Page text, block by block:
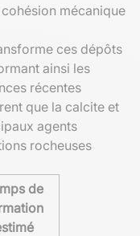
mécanique
ces dépôts
ainsi les
récentes
que la calcite et
agents
rocheuses
de